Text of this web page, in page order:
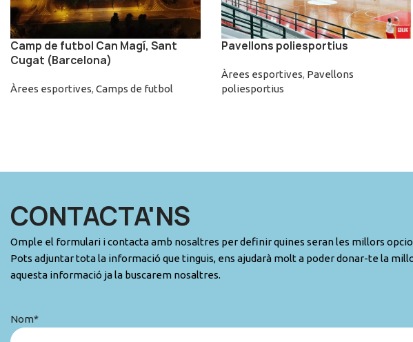
Camp de futbol Can Magí, Sant
Cugat (Barcelona)
Àrees esportives, Camps de futbol
Pavellons poliesportius
Àrees esportives, Pavellons
poliesportius
CONTACTA'NS
Omple el formulari i contacta amb nosaltres per definir quines seran les millors
Pots adjuntar tota la informació que tinguis, ens ajudarà molt a poder donar-te la
aquesta informació ja la buscarem nosaltres.
Nom*